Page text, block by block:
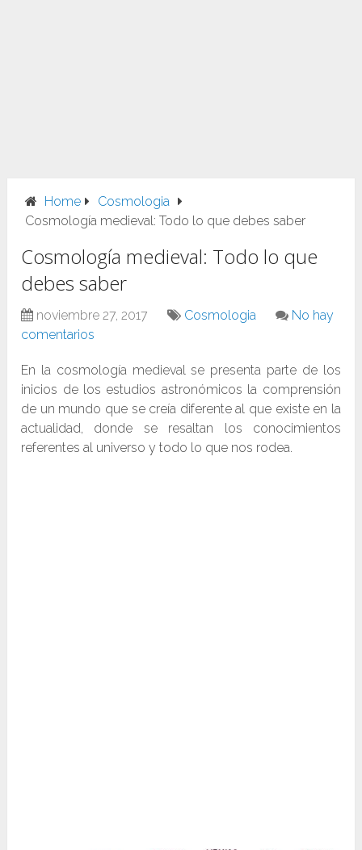
Home
Cosmologia
Cosmología medieval: Todo lo que debes saber
Cosmología medieval: Todo lo que
debes saber
noviembre 27, 2017 Cosmologia
No hay
comentarios
En la cosmología medieval se presenta parte de los
inicios de los estudios astronómicos la comprensión
de un mundo que se creía diferente al que existe en la
actualidad, donde se resaltan los conocimientos
referentes al universo y todo lo que nos rodea.